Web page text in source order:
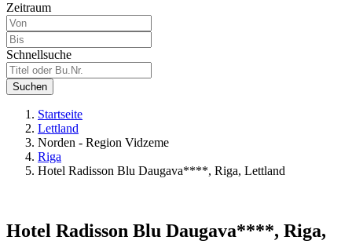
Zeitraum
Schnellsuche
Suchen
Startseite
Lettland
Norden - Region Vidzeme
Riga
Hotel Radisson Blu Daugava****, Riga, Lettland
Hotel Radisson Blu Daugava****, Riga,